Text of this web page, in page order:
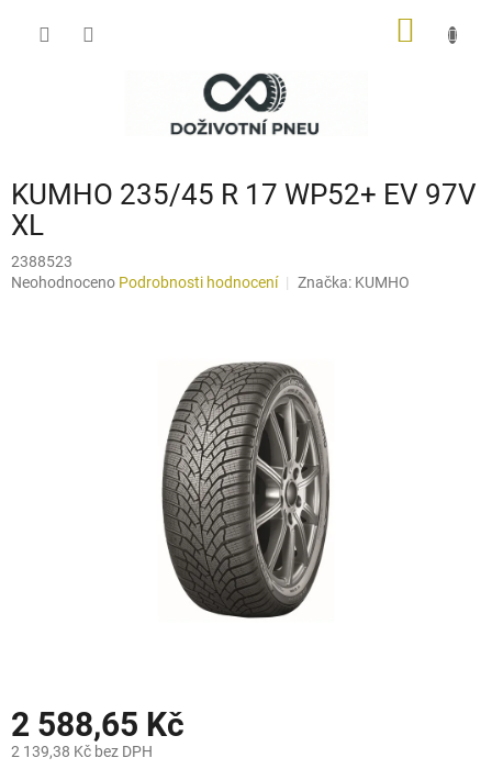
KUMHO 235/45 R 17 WP52+ EV 97V
XL
2388523
Průměrné
Neohodnoceno Podrobnosti hodnocení Značka: KUMHO
2 588,65 Kč
2 139,38 Kč bez DPH